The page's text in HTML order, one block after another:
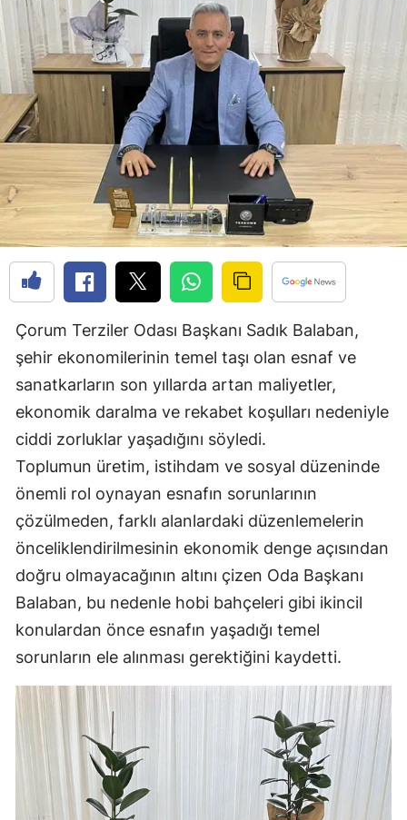
Erzincan
Erzurum
Eskişehir
Gaziantep
Giresun
Gümüşhane
Hakkari
Hatay
Isparta
İstanbul
İzmir
Kars
Kastamonu
Kayseri
Kırklareli
Kırşehir
Kütahya
Malatya
Manisa
Çorum Terziler Odası Başkanı Sadık Balaban,
şehir ekonomilerinin temel taşı olan esnaf ve
sanatkarların son yıllarda artan maliyetler,
ekonomik daralma ve rekabet koşulları nedeniyle
ciddi zorluklar yaşadığını söyledi.
Toplumun üretim, istihdam ve sosyal düzeninde
önemli rol oynayan esnafın sorunlarının
çözülmeden, farklı alanlardaki düzenlemelerin
önceliklendirilmesinin ekonomik denge açısından
doğru olmayacağının altını çizen Oda Başkanı
Balaban, bu nedenle hobi bahçeleri gibi ikincil
konulardan önce esnafın yaşadığı temel
sorunların ele alınması gerektiğini kaydetti.